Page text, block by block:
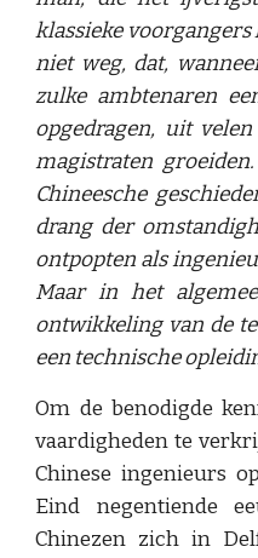
klassieke voorgangers
niet weg, dat,
zulke ambtenaren
opgedragen, uit
magistraten
Chineesche
drang der
ontpopten als
Maar in het
ontwikkeling van de
een technische
Om de benodigde
vaardigheden te
Chinese ingenieurs
Eind negentiende
Chinezen zich in